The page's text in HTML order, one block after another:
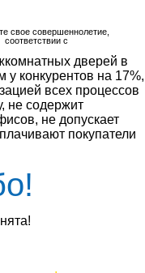
свое совершеннолетие,
с
дверей в
конкурентов на 17%,
всех процессов
не содержит
не допускает
покупатели